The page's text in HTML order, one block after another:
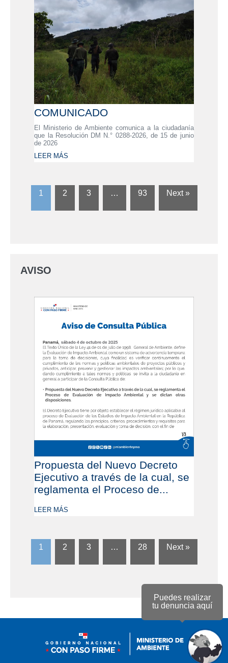
Puedes realizar
tu denuncia aquí
COMUNICADO
El Ministerio de Ambiente comunica a la ciudadanía
que la Resolución DM N.° 0288-2026, de 15 de junio
de 2026
LEER MÁS
1 2 3 … 93 Next »
AVISO
Propuesta del Nuevo Decreto
Ejecutivo a través de la cual, se
reglamenta el Proceso de...
LEER MÁS
1 2 3 … 28 Next »